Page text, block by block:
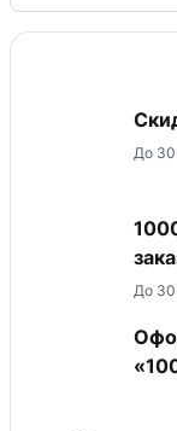
До 30
До 30